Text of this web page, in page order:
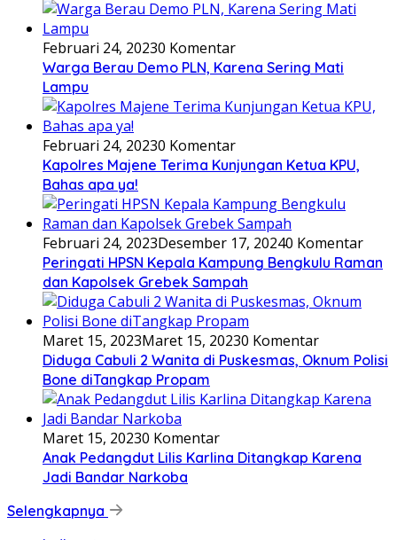
Februari 24, 20230 Komentar
Warga Berau Demo PLN, Karena Sering Mati
Lampu
Februari 24, 20230 Komentar
Kapolres Majene Terima Kunjungan Ketua KPU,
Bahas apa ya!
Februari 24, 2023Desember 17, 20240 Komentar
Peringati HPSN Kepala Kampung Bengkulu Raman
dan Kapolsek Grebek Sampah
Maret 15, 2023Maret 15, 20230 Komentar
Diduga Cabuli 2 Wanita di Puskesmas, Oknum Polisi
Bone diTangkap Propam
Maret 15, 20230 Komentar
Anak Pedangdut Lilis Karlina Ditangkap Karena
Jadi Bandar Narkoba
Selengkapnya